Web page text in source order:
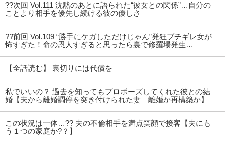
??次回 Vol.111 沈黙のあとに語られた“彼女との関係”…自分の
ことより相手を優先し続ける彼の優しさ
??前回 Vol.109 “勝手にケガしただけじゃん”発狂ブチギレ女が
怖すぎた！命の恩人すぎると思ったら裏で修羅場発生…
【全話読む】 裏切りには代償を
私でいいの？ 過去を知ってもプロポーズしてくれた彼との結
婚【夫から離婚調停を突き付けられた妻 離婚か再構築か】
この状況は一体…?? 夫の不倫相手を満点笑顔で接客【夫にも
う１つの家庭か?？】